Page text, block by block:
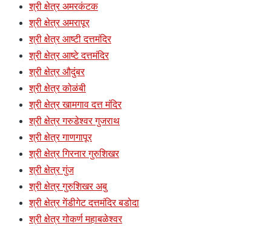
श्री क्षेत्र अमरकंटक
श्री क्षेत्र अमरापूर
श्री क्षेत्र आष्टी दत्तमंदिर
श्री क्षेत्र आष्टे दत्तमंदिर
श्री क्षेत्र औदुंबर
श्री क्षेत्र कोळंबी
श्री क्षेत्र खामगाव दत्त मंदिर
श्री क्षेत्र गरुडेश्वर गुजराथ
श्री क्षेत्र गाणगापूर
श्री क्षेत्र गिरनार गुरुशिखर
श्री क्षेत्र गुंज
श्री क्षेत्र गुरुशिखर अबु
श्री क्षेत्र गेंडीगेट दत्तमंदिर बडोदा
श्री क्षेत्र गोकर्ण महाबळेश्वर